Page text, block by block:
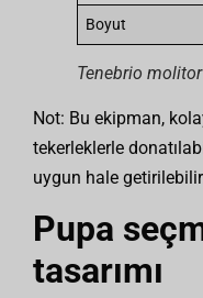
Boyut
Tenebrio molitor
Not: Bu ekipman,
tekerleklerle
uygun hale
Pupa
tasarımı